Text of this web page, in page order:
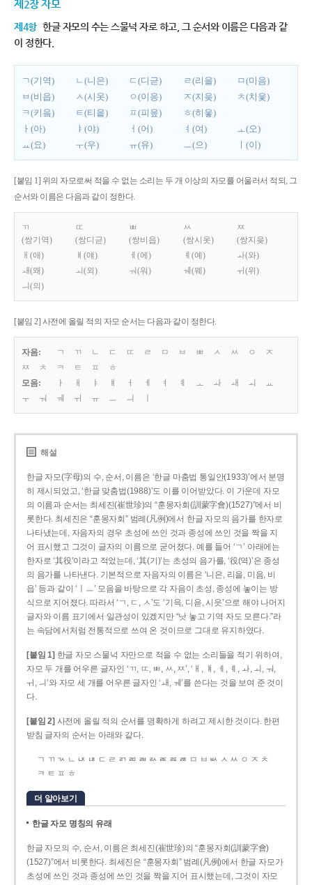
제2장 자모
제4항 한글 자모의 수는 스물넉 자로 하고, 그 순서와 이름은 다음과 같
이 정한다.
ㄱ(기역) ㄴ(니은) ㄷ(디귿) ㄹ(리을)
ㅁ(미음)
ㅂ(비읍)
ㅅ(시옷) ㅇ(이응) ㅈ(지읒)
ㅊ(치읓)
ㅋ(키읔)
ㅌ(티읕) ㅍ(피읖)
ㅎ(히읗)
ㅏ(아)
ㅑ(야) ㅓ(어) ㅕ(여)
ㅗ(오)
ㅛ(요)
ㅜ(우) ㅠ(유) ㅡ(으) ㅣ(이)
[붙임 1] 위의 자모로써 적을 수 없는 소리는 두 개 이상의 자모를 어울러서 적되, 그
순서와 이름은 다음과 같이 정한다.
ㄲ
(쌍기역)
ㄸ
(쌍디귿)
ㅃ
(쌍비읍)
ㅆ
(쌍시옷)
ㅉ
(쌍지읒)
ㅐ(애)
ㅒ(얘) ㅔ(에) ㅖ(예)
ㅘ(와)
ㅙ(왜)
ㅚ(외) ㅝ(워) ㅞ(웨)
ㅟ(위)
ㅢ(의)
[붙임 2] 사전에 올릴 적의 자모 순서는 다음과 같이 정한다.
자음: ㄱ ㄲ ㄴ ㄷ ㄸ ㄹ ㅁ ㅂ ㅃ ㅅ ㅆ ㅇ
ㅈ
ㅉ
ㅊ ㅋ ㅌ ㅍ
ㅎ
모음:
ㅏ ㅐ ㅑ ㅒ ㅓ ㅔ ㅕ ㅖ ㅗ ㅘ ㅙ ㅚ
ㅛ
ㅜ
ㅝ ㅞ ㅟ ㅠ ㅡ ㅢ
해설
한글 자모(字母)의 수, 순서, 이름은 ‘한글 마춤법 통일안(1933)’에서 분명
히 제시되었고, ‘한글 맞춤법(1988)’도 이를 이어받았다. 이 가운데 자모
의 이름과 순서는 최세진(崔世珍)의 “훈몽자회(訓蒙字會)(1527)”에서 비
롯한다. 최세진은 “훈몽자회” 범례(凡例)에서 한글 자모의 음가를 한자로
나타냈는데, 자음자의 경우 초성에 쓰인 것과 종성에 쓰인 것을 짝을 지
어 표시했고 그것이 글자의 이름으로 굳어졌다. 예를 들어 ‘ㄱ’ 아래에는
한자로 ‘其役’이라고 적었는데, ‘其(기)’는 초성의 음가를, ‘役(역)’은 종성
의 음가를 나타낸다. 기본적으로 자음자의 이름은 ‘니은, 리을, 미음, 비
읍’ 등과 같이 ‘ㅣㅡ’ 모음을 바탕으로 각 자음이 초성, 종성에 놓이는 방
식으로 지어졌다. 따라서 ‘ㄱ, ㄷ, ㅅ’도 ‘기윽, 디읃, 시읏’으로 해야 나머지
글자와 이름 표기에서 일관성이 있겠지만 “낫 놓고 기역 자도 모른다.”라
는 속담에서처럼 전통적으로 쓰여 온 것이므로 그대로 유지하였다.
[붙임 1] 한글 자모 스물넉 자만으로 적을 수 없는 소리들을 적기 위하여,
자모 두 개를 어우른 글자인 ‘ㄲ, ㄸ, ㅃ, ㅆ, ㅉ’, ‘ㅐ, ㅒ, ㅔ, ㅖ, ㅘ, ㅚ, ㅝ,
ㅟ, ㅢ’와 자모 세 개를 어우른 글자인 ‘ㅙ, ㅞ’를 쓴다는 것을 보여 준 것이
다.
[붙임 2] 사전에 올릴 적의 순서를 명확하게 하려고 제시한 것이다. 한편
받침 글자의 순서는 아래와 같다.
ㄱ ㄲ ㄳ ㄴ ㄵ ㄶ ㄷ ㄹ ㄺ ㄻ ㄼ ㄽ ㄾ ㄿ ㅀ ㅁ ㅂ ㅄ ㅅ ㅆ ㅇ ㅈ ㅊ
ㅋ ㅌ ㅍ ㅎ
더 알아보기
한글 자모 명칭의 유래
한글 자모의 수, 순서, 이름은 최세진(崔世珍)의 “훈몽자회(訓蒙字會)
(1527)”에서 비롯한다. 최세진은 “훈몽자회” 범례(凡例)에서 한글 자모가
초성에 쓰인 것과 종성에 쓰인 것을 짝을 지어 표시했는데, 그것이 자모